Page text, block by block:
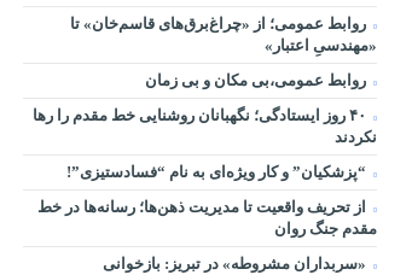
روابط عمومی؛ از «چراغ‌برق‌های قاسم‌خان» تا
«مهندسیِ اعتبار»
روابط عمومی،بی مکان و بی زمان
۴۰ روز ایستادگی؛ نگهبانان روشنایی خط مقدم را رها
نکردند
“پزشکیان” و کار ویژه‌ای به نام “فسادستیزی”!
از تحریف واقعیت تا مدیریت ذهن‌ها؛ رسانه‌ها در خط
مقدم جنگ روان
«سربداران مشروطه» در تبریز: بازخوانی